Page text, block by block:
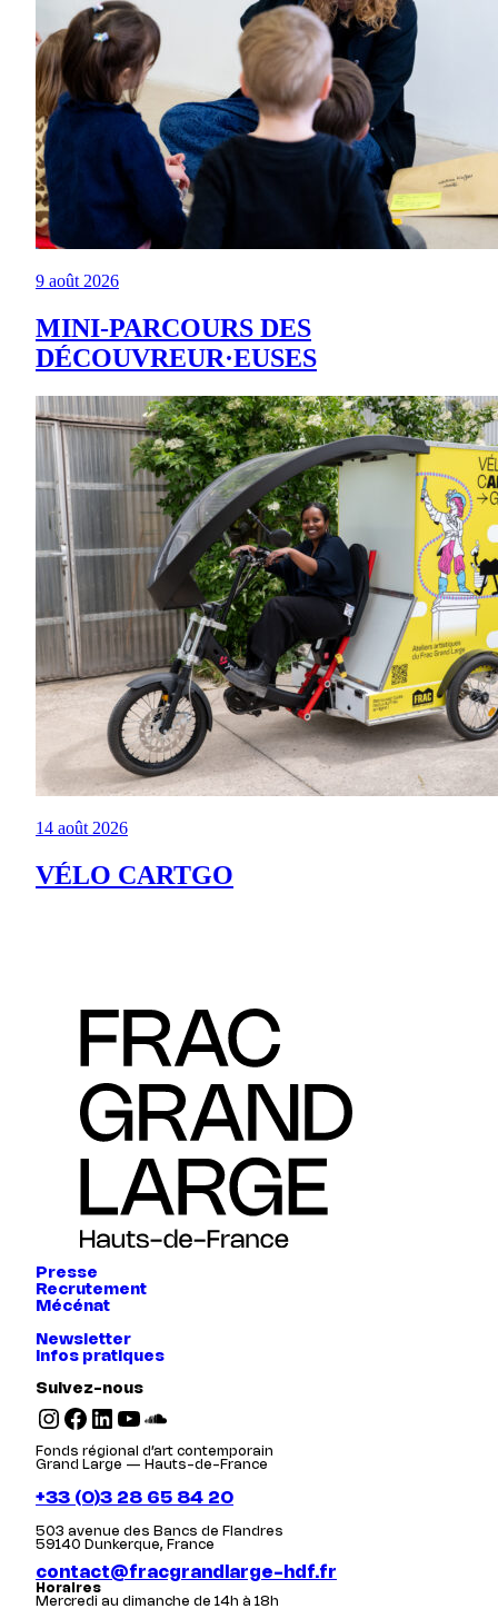
9 août 2026
MINI-PARCOURS DES
DÉCOUVREUR·EUSES
14 août 2026
VÉLO CARTGO
Presse
Recrutement
Mécénat
Newsletter
Infos pratiques
Suivez-nous
Instagram Facebook LinkedIn YouTube SoundCloud
Fonds régional d’art contemporain
Grand Large — Hauts-de-France
+33 (0)3 28 65 84 20
503 avenue des Bancs de Flandres
59140 Dunkerque, France
contact@fracgrandlarge-hdf.fr
Horaires
Mercredi au dimanche de 14h à 18h